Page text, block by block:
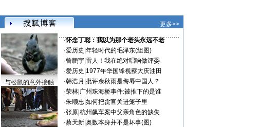
更多>>
与松鼠的意外接触
·怀念丁聪：我以为那个老头永远不老
·爱历史 年轻时代的毛泽东(组图)
·曾鹏宇| 雷人！我在绝对唱响做评委
·爱历史 1977年华国锋视察大庆油田
·韩浩月 批评余秋雨是侮辱中国人？
·荣林| 广州珠海桥事件:被推下的是谁
·朱顺忠 如何把贪官关进笼子里
·张原| 杭州飙车案中父亲角色的缺失
·蔡天新| 奥数本身并不是坏事(图)